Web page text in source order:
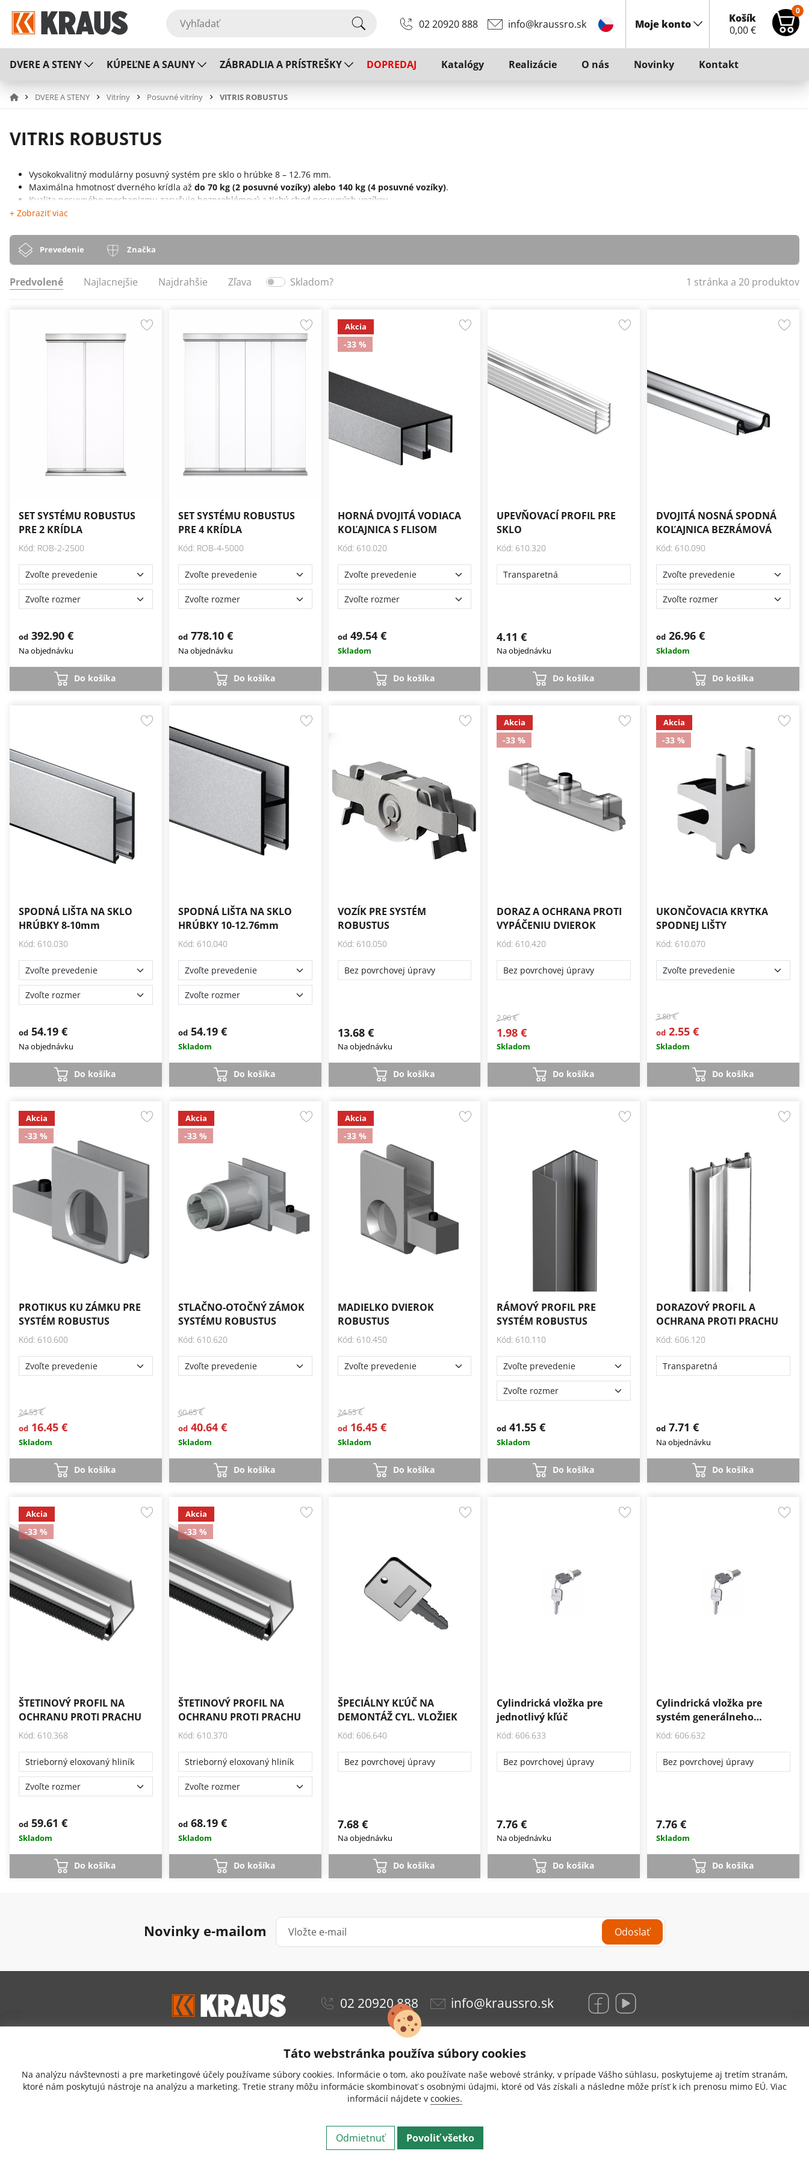
02 20920 888 info@kraussro.sk Moje konto
Košík
0,00€
0
DVERE A STENY KÚPEĽNE A SAUNY ZÁBRADLIA A PRÍSTREŠKY DOPREDAJ Katalógy Realizácie O nás Novinky Kontakt
DVERE A STENY Vitríny Posuvné vitríny VITRIS ROBUSTUS
VITRIS ROBUSTUS
Vysokokvalitný modulárny posuvný systém pre sklo o hrúbke 8 – 12.76 mm.
Maximálna hmotnosť dverného krídla až do 70 kg (2 posuvné vozíky) alebo 140 kg (4 posuvné vozíky).
Kvalita posuvného mechanizmu zaručuje bezproblémový a tichý chod posuvných vozíkov.
Sklo skleneného krídla je uložené v profile s výstelkou a je zabezpečené transparentným plastovým profilom, ktoré zamedzuje oderu a treniu. Uvedené zaručuje dlhotrvajúce používanie. Testy
Pri tomto produkte taktiež oceníte neviditeľne integrovaný tlmiaci mechanizmus, rýchlu a nenáročnú montáž.
Profily systému sú k dispozícii v povrchových úpravách eloxovaný strieborný alebo zlatý hliník, imitácia antikoru alebo v bielej práškovej farbe.
Montáž s čiastočným rámom alebo s rámom po celom obvode.
+ Zobraziť viac
Prevedenie Značka
Predvolené Najlacnejšie Najdrahšie Zľava Skladom? 1 stránka a 20 produktov
SET SYSTÉMU ROBUSTUS
PRE 2 KRÍDLA
Kód: ROB-2-2500
od 392.90 €
Na objednávku
Do košíka
SET SYSTÉMU ROBUSTUS
PRE 4 KRÍDLA
Kód: ROB-4-5000
od778.10 €
Na objednávku
Do košíka
Akcia
-33 %
HORNÁ DVOJITÁ VODIACA
KOĽAJNICA S FLISOM
Kód: 610.020
od49.54 €
Skladom
Do košíka
UPEVŇOVACÍ PROFIL PRE
SKLO
Kód: 610.320
Transparetná
4.11 €
Na objednávku
Do košíka
DVOJITÁ NOSNÁ SPODNÁ
KOĽAJNICA BEZRÁMOVÁ
Kód: 610.090
od 26.96 €
Skladom
Do košíka
SPODNÁ LIŠTA NA SKLO
HRÚBKY 8-10mm
Kód: 610.030
od 54.19 €
Na objednávku
Do košíka
SPODNÁ LIŠTA NA SKLO
HRÚBKY 10-12.76mm
Kód: 610.040
od54.19 €
Skladom
Do košíka
VOZÍK PRE SYSTÉM
ROBUSTUS
Kód: 610.050
Bez povrchovej úpravy
13.68 €
Na objednávku
Do košíka
Akcia
-33 %
DORAZ A OCHRANA PROTI
VYPÁČENIU DVIEROK
Kód: 610.420
Bez povrchovej úpravy
2.96 €
1.98 €
Skladom
Do košíka
Akcia
-33 %
UKONČOVACIA KRYTKA
SPODNEJ LIŠTY
Kód: 610.070
3.80 €
od 2.55 €
Skladom
Do košíka
Akcia
-33 %
PROTIKUS KU ZÁMKU PRE
SYSTÉM ROBUSTUS
Kód: 610.600
24.55 €
od 16.45 €
Skladom
Do košíka
Akcia
-33 %
STLAČNO-OTOČNÝ ZÁMOK
SYSTÉMU ROBUSTUS
Kód: 610.620
60.65 €
od40.64 €
Skladom
Do košíka
Akcia
-33 %
MADIELKO DVIEROK
ROBUSTUS
Kód: 610.450
24.55 €
od16.45 €
Skladom
Do košíka
RÁMOVÝ PROFIL PRE
SYSTÉM ROBUSTUS
Kód: 610.110
od 41.55 €
Skladom
Do košíka
DORAZOVÝ PROFIL A
OCHRANA PROTI PRACHU
Kód: 606.120
Transparetná
od 7.71 €
Na objednávku
Do košíka
Akcia
-33 %
ŠTETINOVÝ PROFIL NA
OCHRANU PROTI PRACHU
Kód: 610.368
Strieborný eloxovaný hliník
od 59.61 €
Skladom
Do košíka
Akcia
-33 %
ŠTETINOVÝ PROFIL NA
OCHRANU PROTI PRACHU
Kód: 610.370
Strieborný eloxovaný hliník
od68.19 €
Skladom
Do košíka
ŠPECIÁLNY KĽÚČ NA
DEMONTÁŽ CYL. VLOŽIEK
Kód: 606.640
Bez povrchovej úpravy
7.68 €
Na objednávku
Do košíka
Cylindrická vložka pre
jednotlivý kľúč
Kód: 606.633
Bez povrchovej úpravy
7.76 €
Na objednávku
Do košíka
Cylindrická vložka pre
systém generálneho…
Kód: 606.632
Bez povrchovej úpravy
7.76 €
Skladom
Do košíka
Novinky e-mailom Odoslať
02 20920 888 info@kraussro.sk
4,7
Doprava a platba
Odstúpenie od zmluvy
Nastavenie cookies
Kontakt
Hrachová 12/B
Copyright © 2026 KRAUS Glas Beschlaege. Všetky práva vyhradené.
Táto webstránka používa súbory cookies
Na analýzu návštevnosti a pre marketingové účely používame súbory cookies. Informácie o tom, ako používate naše webové stránky, v prípade Vášho súhlasu, poskytujeme aj tretím stranám,
ktoré nám poskytujú nástroje na analýzu a marketing. Tretie strany môžu informácie skombinovať s osobnými údajmi, ktoré od Vás získali a následne môže prísť k ich prenosu mimo EÚ. Viac
informácií nájdete v cookies.
Odmietnuť Povoliť všetko